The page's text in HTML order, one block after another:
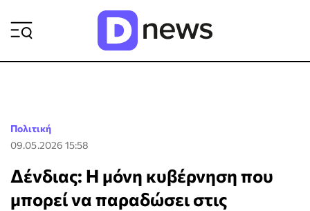
Πολιτική
09.05.2026 15:58
Δένδιας: Η μόνη κυβέρνηση που
μπορεί να παραδώσει στις